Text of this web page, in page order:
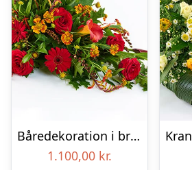
Båredekoration i brændte farver – Blomster til begravelse
1.100,00 kr.